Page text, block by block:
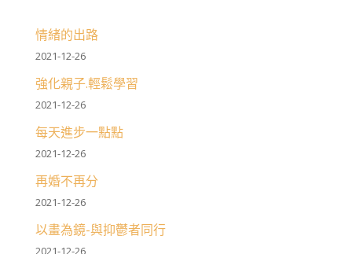
情緒的出路
2021-12-26
強化親子.輕鬆學習
2021-12-26
每天進步一點點
2021-12-26
再婚不再分
2021-12-26
以畫為鏡-與抑鬱者同行
2021-12-26